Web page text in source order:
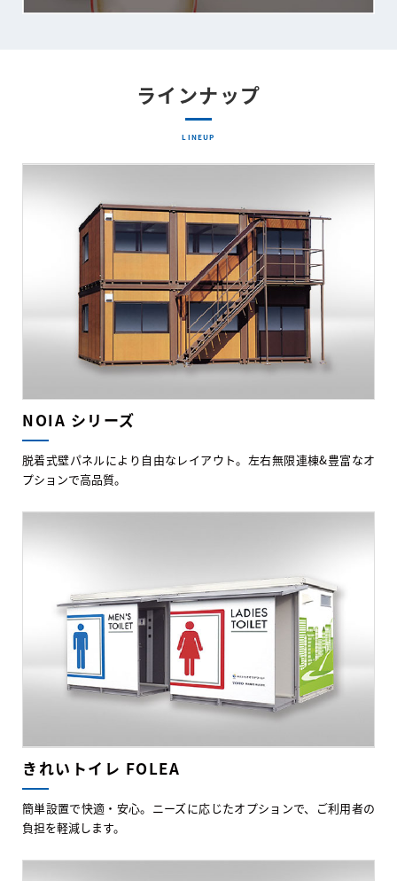
ラインナップ
LINEUP
NOIA シリーズ
脱着式壁パネルにより自由なレイアウト。左右無限連棟&豊富なオ
プションで高品質。
きれいトイレ FOLEA
簡単設置で快適・安心。ニーズに応じたオプションで、ご利用者の
負担を軽減します。